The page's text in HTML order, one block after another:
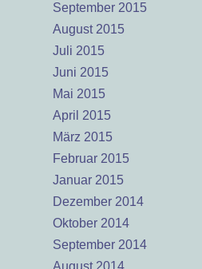
September 2015
August 2015
Juli 2015
Juni 2015
Mai 2015
April 2015
März 2015
Februar 2015
Januar 2015
Dezember 2014
Oktober 2014
September 2014
August 2014